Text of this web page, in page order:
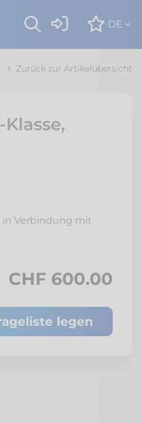
DE
Zurück zur Artikelübersicht
Klasse,
in Verbindung mit
CHF 600.00
legen